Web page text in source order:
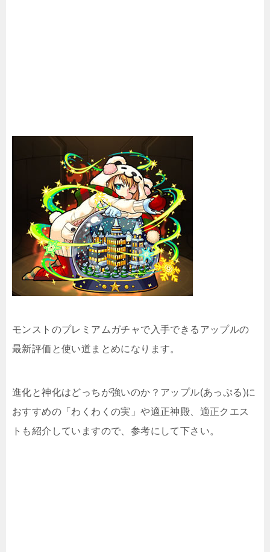
モンストのプレミアムガチャで入手できるアップルの
最新評価と使い道まとめになります。
進化と神化はどっちが強いのか？アップル(あっぷる)に
おすすめの「わくわくの実」や適正神殿、適正クエス
トも紹介していますので、参考にして下さい。